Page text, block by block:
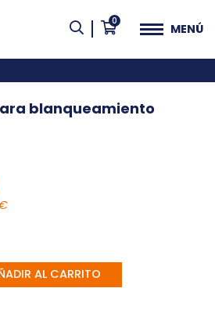
0
MENÚ
blanqueamiento
AL CARRITO